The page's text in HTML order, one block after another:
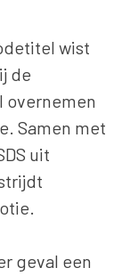
wist
de
overnemen
Samen met
uit
geval een